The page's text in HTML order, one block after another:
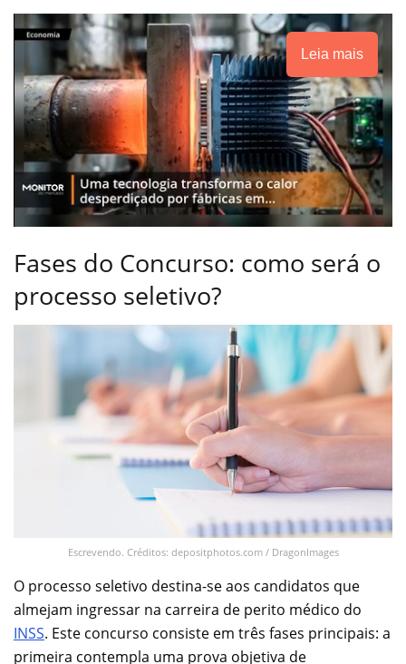
Leia mais
Fases do Concurso: como será o
processo seletivo?
Escrevendo. Créditos: depositphotos.com / DragonImages
O processo seletivo destina-se aos candidatos que
almejam ingressar na carreira de perito médico do
INSS. Este concurso consiste em três fases principais: a
primeira contempla uma prova objetiva de